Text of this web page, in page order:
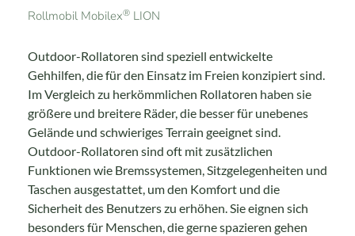
Rollmobil Mobilex® LION
Outdoor-Rollatoren sind speziell entwickelte
Gehhilfen, die für den Einsatz im Freien konzipiert sind.
Im Vergleich zu herkömmlichen Rollatoren haben sie
größere und breitere Räder, die besser für unebenes
Gelände und schwieriges Terrain geeignet sind.
Outdoor-Rollatoren sind oft mit zusätzlichen
Funktionen wie Bremssystemen, Sitzgelegenheiten und
Taschen ausgestattet, um den Komfort und die
Sicherheit des Benutzers zu erhöhen. Sie eignen sich
besonders für Menschen, die gerne spazieren gehen